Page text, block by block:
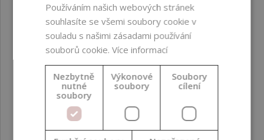
Certifikace
Vegan ; COSMOS
Approved ; NATRUE
Approved
Barva produktu Bezbarvá
Funkce ve formulaci
Humektant
Používáním našich webových stránek
souhlasíte se všemi soubory cookie v
souladu s našimi zásadami používání
souborů cookie.Více informací
Nezbytně
nutné
soubory
Výkonové
soubory
Soubory
cílení